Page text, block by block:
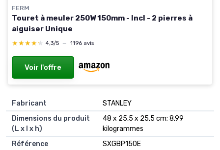
FERM
Touret à meuler 250W 150mm - Incl - 2 pierres à
aiguiser Unique
★★★★★
★★★★★ 4,3/5 — 1196 avis
Voir l'offre
Fabricant
‎STANLEY
Dimensions du produit
(L x l x h)
‎48 x 25,5 x 25,5 cm; 8,99
kilogrammes
Référence
‎SXGBP150E